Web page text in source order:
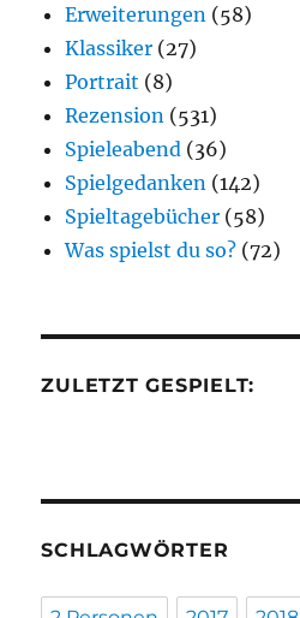
Erweiterungen (58)
Klassiker (27)
Portrait (8)
Rezension (531)
Spieleabend (36)
Spielgedanken (142)
Spieltagebücher (58)
Was spielst du so? (72)
ZULETZT GESPIELT:
SCHLAGWÖRTER